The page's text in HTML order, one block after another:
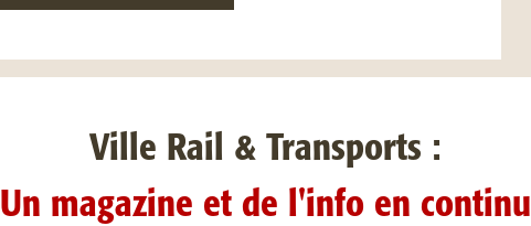
Ville Rail & Transports :
Un magazine et de l'info en continu